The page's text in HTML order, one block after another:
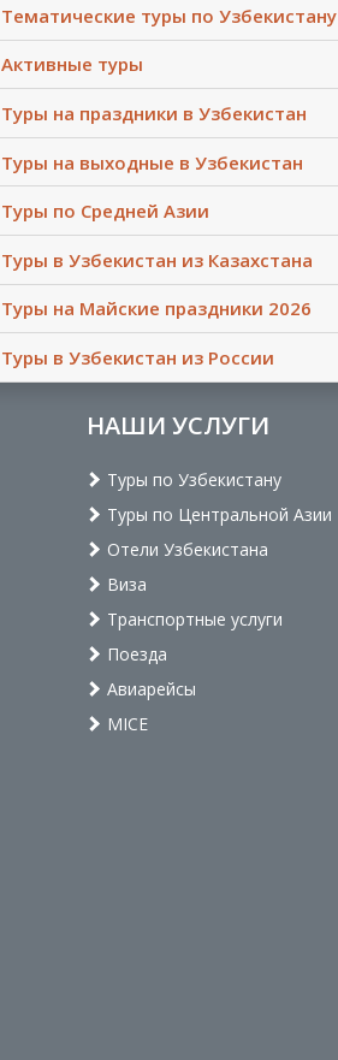
Тематические туры по Узбекистану
Активные туры
Туры на праздники в Узбекистан
Туры на выходные в Узбекистан
Туры по Средней Азии
Туры в Узбекистан из Казахстана
Туры на Майские праздники 2026
Туры в Узбекистан из России
НАШИ УСЛУГИ
Туры по Узбекистану
Туры по Центральной Азии
Отели Узбекистана
Виза
Транспортные услуги
Поезда
Авиарейсы
MICE